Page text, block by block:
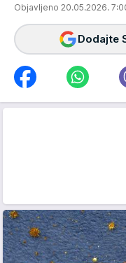
Objavljeno 20.05.2026.
Dodajte